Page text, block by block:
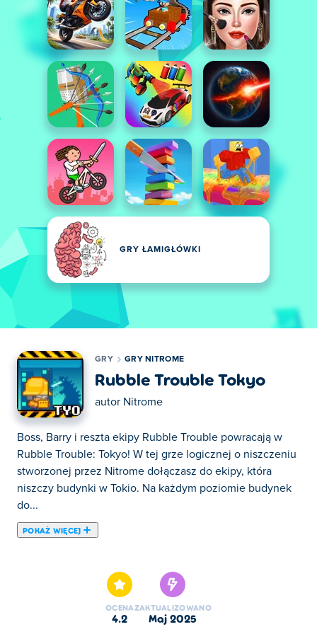
GRY ŁAMIGŁÓWKI
GRY GRY NITROME
Rubble Trouble Tokyo
autor Nitrome
Boss, Barry i reszta ekipy Rubble Trouble powracają w
Rubble Trouble: Tokyo! W tej grze logicznej o niszczeniu
stworzonej przez Nitrome dołączasz do ekipy, która
niszczy budynki w Tokio. Na każdym poziomie budynek
do...
POKAŻ WIĘCEJ
stworzonej przez Nitrome dołączasz do ekipy, która
niszczy budynki w Tokio. Na każdym poziomie budynek
do zniszczenia będzie inny, ale będziesz mieć też do
OCENA
4.2
ZAKTUALIZOWANO
maj 2025